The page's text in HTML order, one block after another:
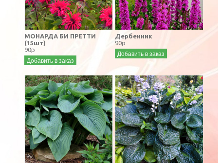
МОНАРДА БИ ПРЕТТИ
(15шт)
90р
Добавить в заказ
Дербенник
90р
Добавить в заказ